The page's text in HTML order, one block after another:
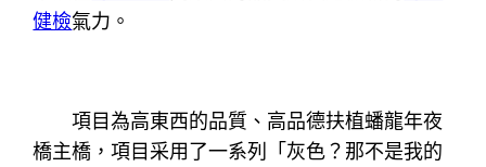
健檢氣力。
項目為高東西的品質、高品德扶植蟠龍年夜
橋主橋，項目采用了一系列「灰色？那不是我的